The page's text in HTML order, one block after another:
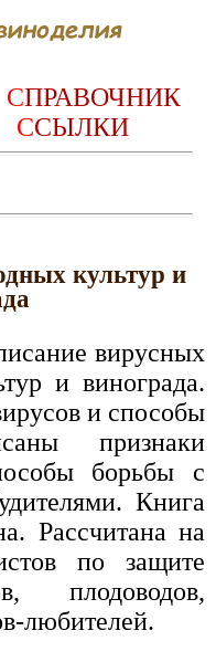
СПРАВОЧНИК
ССЫЛКИ
культур и
вирусных
и винограда.
и способы
признаки
борьбы с
Книга
Рассчитана на
по защите
плодоводов,
любителей.